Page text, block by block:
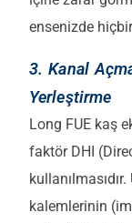
ensenizde
3. Kanal
Yerleştirme
Long FUE kaş
faktör DHI
kalemlerinin